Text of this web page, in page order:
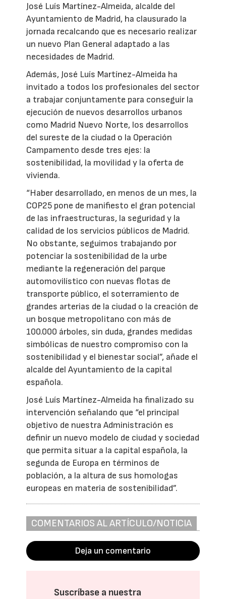
José Luís Martínez-Almeida, alcalde del
Ayuntamiento de Madrid, ha clausurado la
jornada recalcando que es necesario realizar
un nuevo Plan General adaptado a las
necesidades de Madrid.
Además, José Luís Martínez-Almeida ha
invitado a todos los profesionales del sector
a trabajar conjuntamente para conseguir la
ejecución de nuevos desarrollos urbanos
como Madrid Nuevo Norte, los desarrollos
del sureste de la ciudad o la Operación
Campamento desde tres ejes: la
sostenibilidad, la movilidad y la oferta de
vivienda.
“Haber desarrollado, en menos de un mes, la
COP25 pone de manifiesto el gran potencial
de las infraestructuras, la seguridad y la
calidad de los servicios públicos de Madrid.
No obstante, seguimos trabajando por
potenciar la sostenibilidad de la urbe
mediante la regeneración del parque
automovilístico con nuevas flotas de
transporte público, el soterramiento de
grandes arterias de la ciudad o la creación de
un bosque metropolitano con más de
100.000 árboles, sin duda, grandes medidas
simbólicas de nuestro compromiso con la
sostenibilidad y el bienestar social”, añade el
alcalde del Ayuntamiento de la capital
española.
José Luís Martínez-Almeida ha finalizado su
intervención señalando que “el principal
objetivo de nuestra Administración es
definir un nuevo modelo de ciudad y sociedad
que permita situar a la capital española, la
segunda de Europa en términos de
población, a la altura de sus homologas
europeas en materia de sostenibilidad”.
COMENTARIOS AL ARTÍCULO/NOTICIA
Deja un comentario
Suscríbase a nuestra